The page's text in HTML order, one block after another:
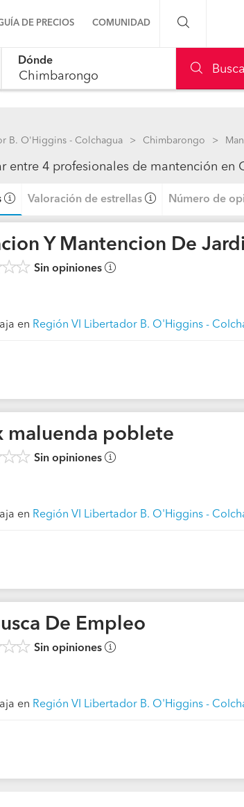
DE PRECIOS COMUNIDAD
Preguntas a la comunidad
Galería de fotos
Procenter
Dónde
B. O'Higgins - Colchagua Chimbarongo
entre 4 profesionales de mantención en
Valoración de estrellas Número de
Y Mantencion De
Sin opiniones
en Región VI Libertador B. O'Higgins -
maluenda poblete
Sin opiniones
en Región VI Libertador B. O'Higgins -
De Empleo
Sin opiniones
en Región VI Libertador B. O'Higgins -